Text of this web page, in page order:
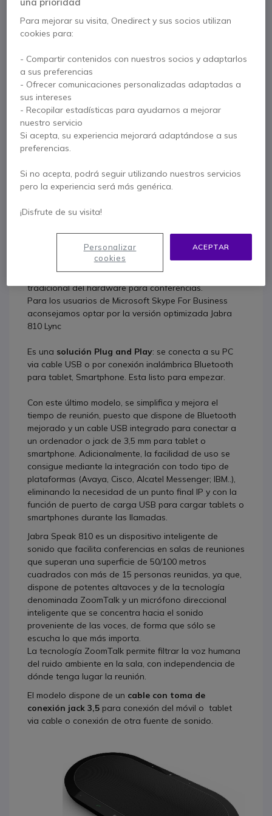
Jabra Speak 810
Altavoz audioconferencia para salas
El último dispositivo de la serie Speak de Jabra le
facilitará las conferencias en salas de reuniones
medianas o grandes con capacidad de hasta 15
personas reunidas, aportando de esta forma una
calidad de sonido cristalino, sin ruido de fondo y en la
máxima calidad.
puntos débiles que se producen en los entornos de
reunión. Este nuevo modelo, complementa la
pequeños y con características de portabilidad.
todo tipo de dispositivos inteligentes (móviles, tablets,
se integra con todas las plataformas de
, eliminando la necesidad de utilizar
teclados de marcación y cambiando el enfoque
tradicional del hardware para conferencias.
Para los usuarios de Microsoft Skype For Business
aconsejamos optar por la versión optimizada Jabra
810 Lync
Es una solución Plug and Play: se conecta a su PC
via cable USB o por conexión inalámbrica Bluetooth
para tablet, Smartphone. Esta listo para empezar.
Con este último modelo, se simplifica y mejora el
tiempo de reunión, puesto que dispone de Bluetooth
mejorado y un cable USB integrado para conectar a
un ordenador o jack de 3,5 mm para tablet o
smartphone. Adicionalmente, la facilidad de uso se
consigue mediante la integración con todo tipo de
plataformas (Avaya, Cisco, Alcatel Messenger; IBM..),
eliminando la necesidad de un punto final IP y con la
función de puerto de carga USB para cargar tablets o
smartphones durante las llamadas.
Jabra Speak 810 es un dispositivo inteligente de
sonido que facilita conferencias en salas de reuniones
que superan una superficie de 50/100 metros
cuadrados con más de 15 personas reunidas, ya que,
dispone de potentes altavoces y de la tecnología
denominada ZoomTalk y un micrófono direccional
inteligente que se concentra hacia el sonido
proveniente de las voces, de forma que sólo se
escucha lo que más importa.
La tecnología ZoomTalk permite filtrar la voz humana
del ruido ambiente en la sala, con independencia de
dónde tenga lugar la reunión.
El modelo dispone de un cable con toma de
conexión jack 3,5 para conexión del móvil o tablet
via cable o conexión de otra fuente de sonido.
Para mejorar su visita, Onedirect y sus socios utilizan
cookies para:
- Compartir contenidos con nuestros socios y adaptarlos
a sus preferencias
- Ofrecer comunicaciones personalizadas adaptadas a
sus intereses
- Recopilar estadísticas para ayudarnos a mejorar
nuestro servicio
Si acepta, su experiencia mejorará adaptándose a sus
preferencias.
Si no acepta, podrá seguir utilizando nuestros servicios
pero la experiencia será más genérica.
¡Disfrute de su visita!
ACEPTAR
Personalizar
cookies